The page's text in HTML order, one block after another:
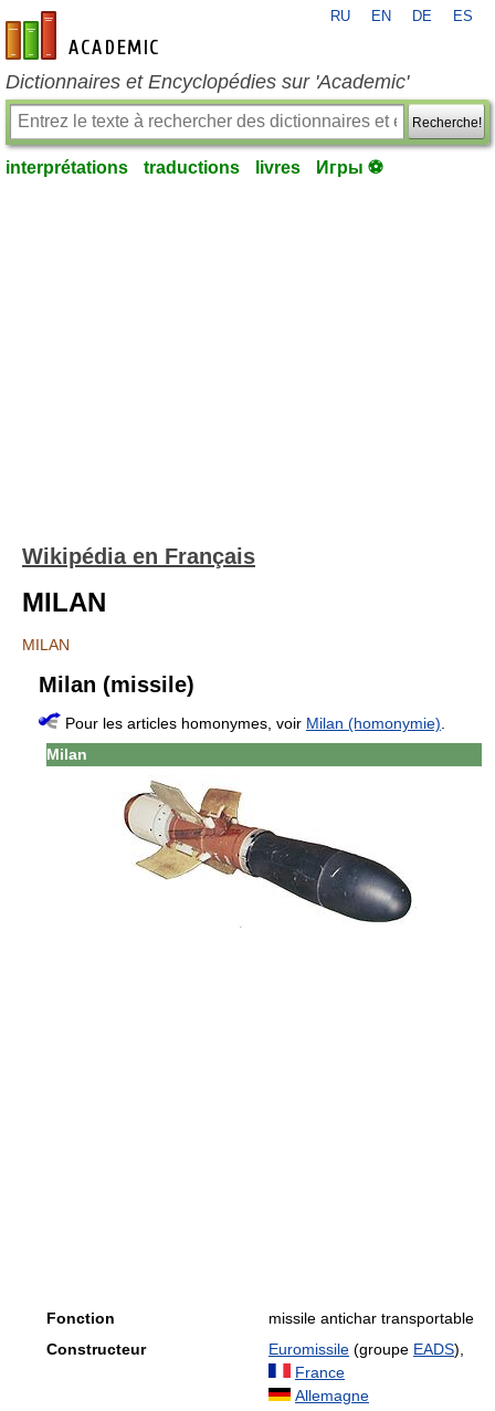
fr-academic.com
RU EN DE ES
Dictionnaires et Encyclopédies sur 'Academic'
Recherche!
interprétations traductions livres Игры ⚽
Wikipédia en Français
MILAN
MILAN
Milan (missile)
Pour les articles homonymes, voir Milan (homonymie)
Milan
Fonction
missile antichar transportable
Constructeur
Euromissile (groupe EADS),
France
Allemagne